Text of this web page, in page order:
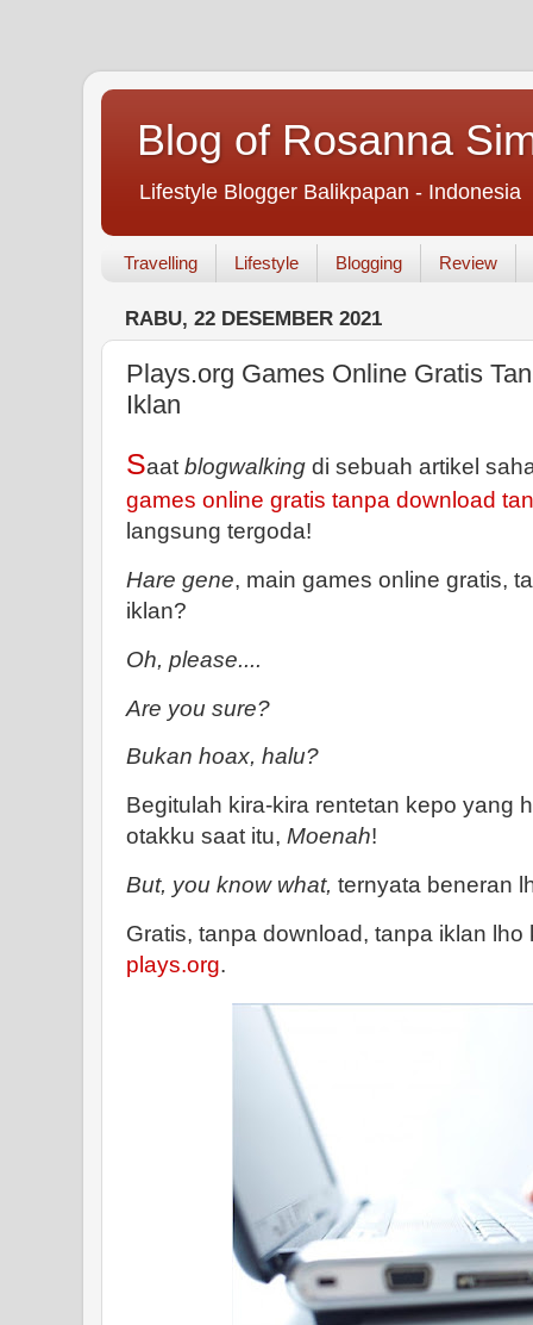
Blog of Rosanna
Lifestyle Blogger Balikpapan - Indonesia
Travelling Lifestyle Blogging Review
RABU, 22 DESEMBER 2021
Plays.org Games Online Gratis
Iklan
Saat blogwalking di sebuah artikel
games online gratis tanpa download
langsung tergoda!
Hare gene, main games online gratis,
iklan?
Oh, please....
Are you sure?
Bukan hoax, halu?
Begitulah kira-kira rentetan kepo yang
otakku saat itu, Moenah!
But, you know what, ternyata beneran
Gratis, tanpa download, tanpa iklan
plays.org.